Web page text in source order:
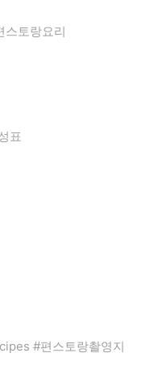
스토랑요리
표
#편스토랑촬영지